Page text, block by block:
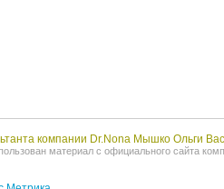
компании Dr.Nona Мышко Ольги
материал с официального сайта